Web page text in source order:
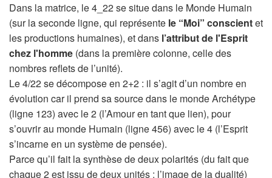
Dans la matrice, le 4_22 se situe dans le Monde Humain
(sur la seconde ligne, qui représente le “Moi” conscientet
les productions humaines), et dans l’attribut de l'Esprit
chez l'homme (dans la première colonne, celle des
nombres reflets de l’unité).
Le 4/22 se décompose en 2+2 : il s’agit d’un nombre en
évolution car il prend sa source dans le monde Archétype
(ligne 123) avec le 2 (l’Amour en tant que lien), pour
s’ouvrir au monde Humain (ligne 456) avec le 4 (l’Esprit
s’incarne en un système de pensée).
Parce qu’il fait la synthèse de deux polarités (du fait que
chaque 2 est issu de deux unités : l’image de la dualité)